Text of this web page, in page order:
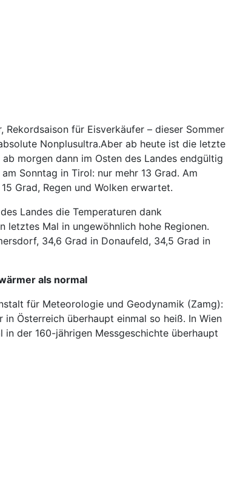
Rekordsaison für Eisverkäufer – dieser Sommer
Nonplusultra.Aber ab heute ist die letzte
morgen dann im Osten des Landes endgültig
Sonntag in Tirol: nur mehr 13 Grad. Am
Grad, Regen und Wolken erwartet.
Landes die Temperaturen dank
letztes Mal in ungewöhnlich hohe Regionen.
34,6 Grad in Donaufeld, 34,5 Grad in
als normal
für Meteo­rologie und Geodynamik (Zamg):
in Österreich überhaupt einmal so heiß. In Wien
in der 160-jährigen Messgeschichte überhaupt